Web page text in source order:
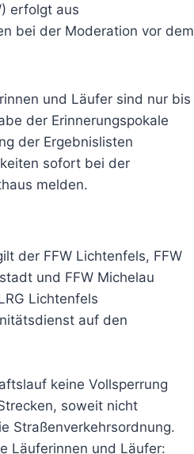
erfolgt aus
bei der Moderation vor dem
und Läufer sind nur bis
der Erinnerungspokale
der Ergebnislisten
sofort bei der
melden.
der FFW Lichtenfels, FFW
und FFW Michelau
Lichtenfels
auf den
keine Vollsperrung
soweit nicht
Straßenverkehrsordnung.
Läuferinnen und Läufer: